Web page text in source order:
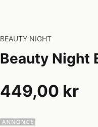
BEAUTY NIGHT
Beauty Night
449,00 kr